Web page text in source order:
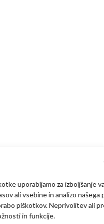
uporabljamo za izboljšanje
ali vsebine in analizo
piškotkov. Neprivolitev ali
in funkcije.